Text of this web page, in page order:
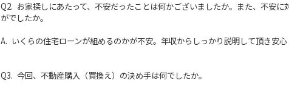
Q2. お家探しにあたって、不安だったことは何かございましたか。また、不安に
がでしたか。
A. いくらの住宅ローンが組めるのかが不安。年収からしっかり説明して頂き安心
Q3. 今回、不動産購入（買換え）の決め手は何でしたか。